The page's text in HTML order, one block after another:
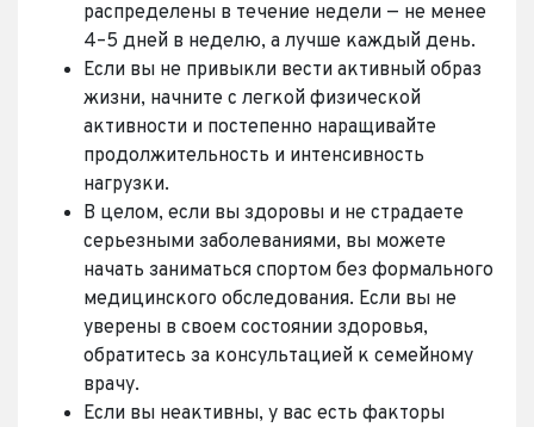
распределены в течение недели — не менее
4–5 дней в неделю, а лучше каждый день.
Если вы не привыкли вести активный образ
жизни, начните с легкой физической
активности и постепенно наращивайте
продолжительность и интенсивность
нагрузки.
В целом, если вы здоровы и не страдаете
серьезными заболеваниями, вы можете
начать заниматься спортом без формального
медицинского обследования. Если вы не
уверены в своем состоянии здоровья,
обратитесь за консультацией к семейному
врачу.
Если вы неактивны, у вас есть факторы